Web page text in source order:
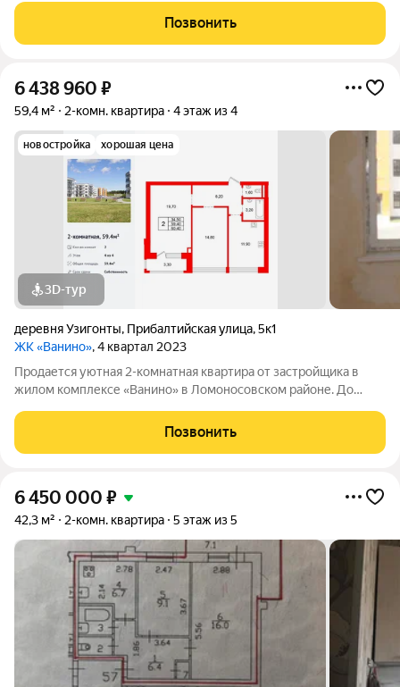
высоком бельэтажном этаже, что может привлечь внимание
для покупки для
Позвонить
6 438 960 ₽
59,4 м² 2-комн. квартира 4 этаж из 4
новостройка хорошая цена
3D-тур
деревня Узигонты, Прибалтийская улица,5к1
ЖК «Ванино», 4 квартал 2023
Продается уютная 2-комнатная квартира от застройщика в
жилом комплексе «Ванино» в Ломоносовском районе. До
Удобная, классическая планировка. Общая площадь квартиры -
59.4 м, высота потолка 2.85
Позвонить
6 450 000 ₽
42,3 м² 2-комн. квартира 5 этаж из 5